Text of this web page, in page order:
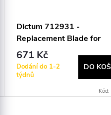
Dictum 712931 -
Replacement Blade for
Fugaku Edauchi 270
671 Kč
Dodání do 1-2
týdnů
DO
Kód: